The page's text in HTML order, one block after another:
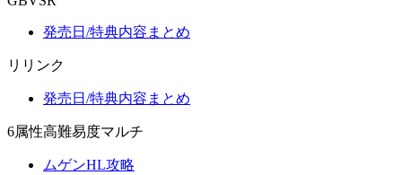
発売日/特典内容まとめ
リリンク
発売日/特典内容まとめ
6属性高難易度マルチ
ムゲンHL攻略